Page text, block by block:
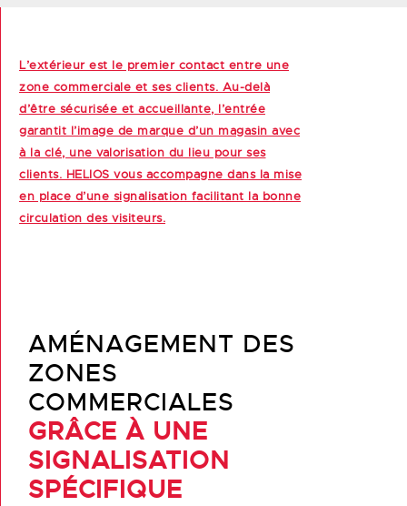
L’extérieur est le premier contact entre une
zone commerciale et ses clients. Au-delà
d’être sécurisée et accueillante, l’entrée
garantit l’image de marque d’un magasin avec
à la clé, une valorisation du lieu pour ses
clients. HELIOS vous accompagne dans la mise
en place d’une signalisation facilitant la bonne
circulation des visiteurs.
AMÉNAGEMENT DES
ZONES
COMMERCIALES
GRÂCE À UNE
SIGNALISATION
SPÉCIFIQUE